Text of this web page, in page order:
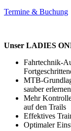
Termine & Buchung
Unser LADIES
Fahrtechnik-
MTB-
sauber erlernen
Mehr
auf den Trails
Effektives
Optimaler